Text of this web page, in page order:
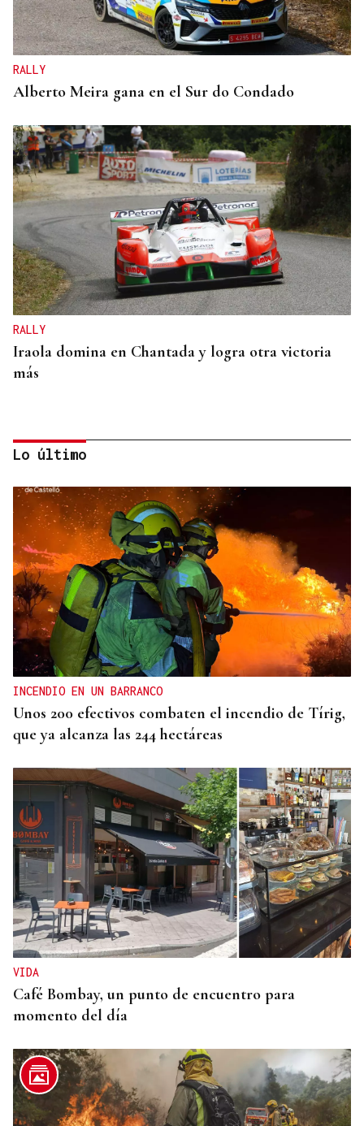
RALLY
Alberto Meira gana en el Sur do Condado
RALLY
Iraola domina en Chantada y logra otra victoria
más
A TODA VELOCIDAD
Vídeo | Así fue el espectacular salto de “Cohete”
Suárez en el Rally Rías Baixas que dejó sin
respiración a los aficionados
Lo último
INCENDIO EN UN BARRANCO
Unos 200 efectivos combaten el incendio de Tírig,
que ya alcanza las 244 hectáreas
VIDA
Café Bombay, un punto de encuentro para
momento del día